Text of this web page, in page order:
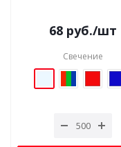
68 руб./шт
Свечение